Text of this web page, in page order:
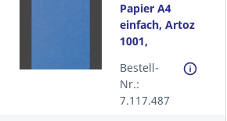
Papier A4
einfach, Artoz
1001,
100g, royal blue,
Packung à 100
Stück
Bestell-
Nr.:
7.117.487